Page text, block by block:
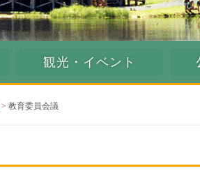
観光・イベント
> 教育委員会議